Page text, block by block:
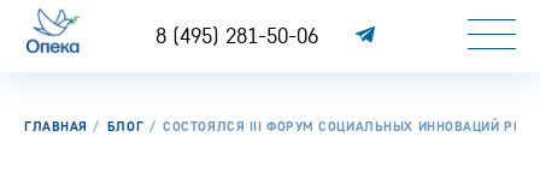
8 (495) 281-50-06
ГЛАВНАЯ БЛОГ СОСТОЯЛСЯ III ФОРУМ СОЦИАЛЬНЫХ ИННОВАЦИЙ